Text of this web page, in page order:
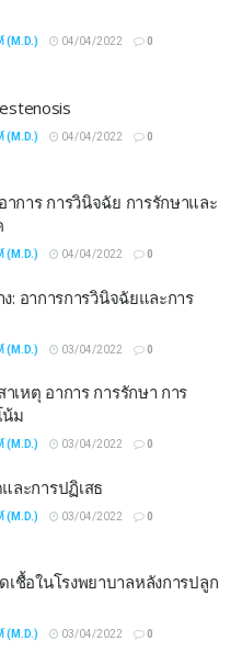
(M.D.) 04/04/2022 0
(M.D.) 04/04/2022 0
าการ การวินิจฉัย การรักษาและ
(M.D.) 04/04/2022 0
: อาการการวินิจฉัยและการ
(M.D.) 03/04/2022 0
เหตุ อาการ การรักษา การ
ม
(M.D.) 03/04/2022 0
ละการปฏิเสธ
(M.D.) 03/04/2022 0
เชื้อในโรงพยาบาลหลังการปลูก
(M.D.) 03/04/2022 0